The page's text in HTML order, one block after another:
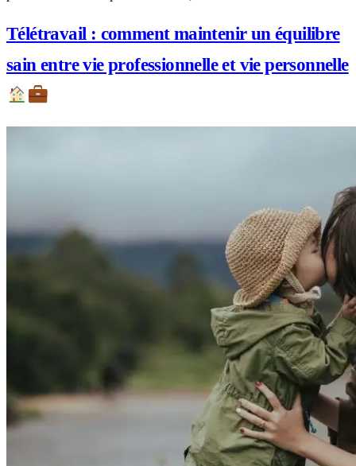
Télétravail : comment maintenir un équilibre
sain entre vie professionnelle et vie personnelle